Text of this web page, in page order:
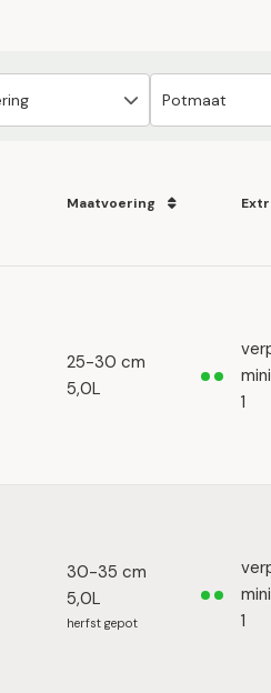
Maatvoering
25-30 cm
5,0L
1
30-35 cm
5,0L
herfst gepot
1